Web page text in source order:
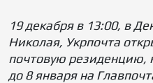
19 декабря в 13:00, в
Николая, Укрпочта
почтовую резиденцию,
до 8 января на